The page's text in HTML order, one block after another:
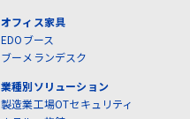
オフィス家具
EDOブース
ブーメランデスク
業種別ソリューション
製造業工場OTセキュリティ